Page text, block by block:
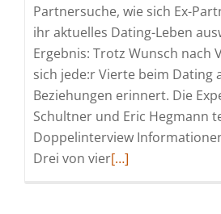
Partnersuche, wie sich Ex-
ihr aktuelles Dating-Leben
Ergebnis: Trotz Wunsch nach
sich jede:r Vierte beim Dating
Beziehungen erinnert. Die
Schultner und Eric Hegmann
Doppelinterview
Drei von vierRead
[…]